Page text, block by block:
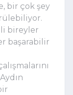
bir çok şey
bireyler
başarabilir